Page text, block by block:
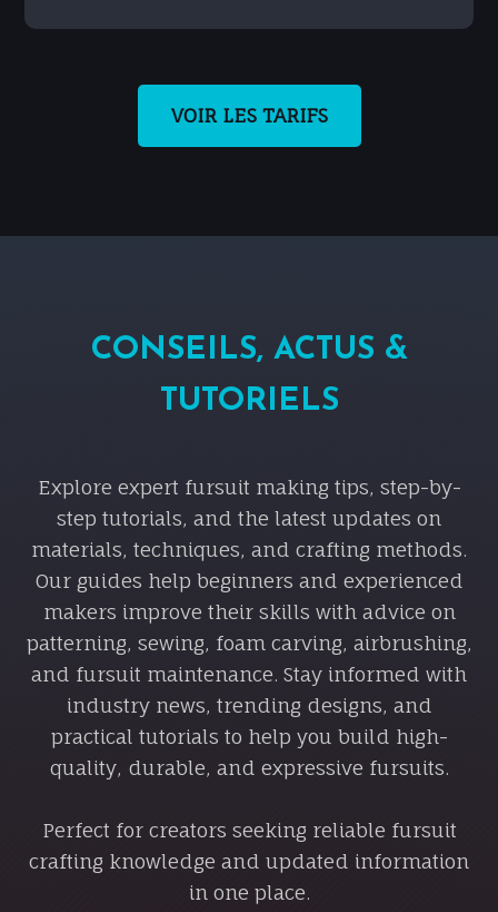
VOIR LES TARIFS
CONSEILS, ACTUS &
TUTORIELS
Explore expert fursuit making tips, step-by-
step tutorials, and the latest updates on
materials, techniques, and crafting methods.
Our guides help beginners and experienced
makers improve their skills with advice on
patterning, sewing, foam carving, airbrushing,
and fursuit maintenance. Stay informed with
industry news, trending designs, and
practical tutorials to help you build high-
quality, durable, and expressive fursuits.
Perfect for creators seeking reliable fursuit
crafting knowledge and updated information
in one place.